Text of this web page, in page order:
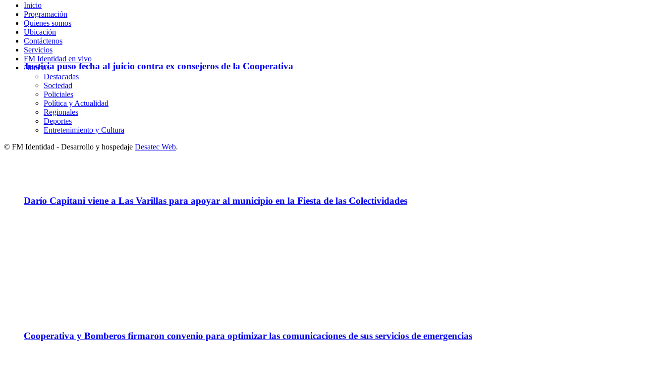
Justicia puso fecha al juicio contra ex consejeros de la Cooperativa
Darío Capitani viene a Las Varillas para apoyar al municipio en la Fiesta de las Colectividades
Cooperativa y Bomberos firmaron convenio para optimizar las comunicaciones de sus servicios de emergencias
Inicio
Programación
Quienes somos
Ubicación
Contáctenos
Servicios
FM Identidad en vivo
Noticias
Destacadas
Sociedad
Policiales
Política y Actualidad
Regionales
Deportes
Entretenimiento y Cultura
© FM Identidad - Desarrollo y hospedaje Desatec Web.